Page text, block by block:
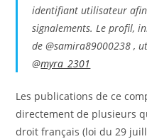
identifiant utilisateur
signalements. Le profil,
de @samira89000238 ,
@myra_2301
Les publications de ce
directement de plusieurs
droit français (loi du 29